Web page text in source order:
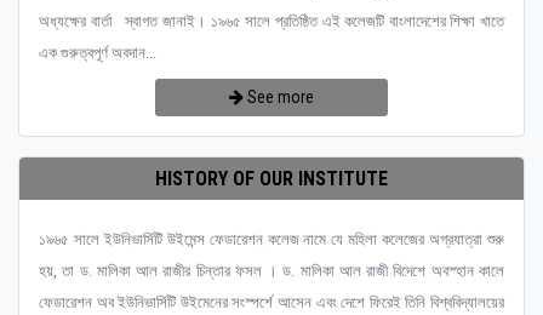
অধ্যক্ষের বার্তা স্বাগত জানাই। ১৯৬৫ সালে প্রতিষ্ঠিত এই কলেজটি বাংলাদেশের শিক্ষা খাতে
এক গুরুত্বপূর্ণ অবদান...
See more
HISTORY OF OUR INSTITUTE
১৯৬৫ সালে ইউনিভার্সিটি উইমেন্স ফেডারেশন কলেজ নামে যে মহিলা কলেজের অগ্রযাত্রা শুরু
হয়, তা ড. মালিকা আল রাজীর চিন্তার ফসল । ড. মালিকা আল রাজী বিদেশে অবস্হান কালে
ফেডারেশন অব ইউনিভার্সিটি উইমেনের সংস্পর্শে আসেন এবং দেশে ফিরেই তিনি বিশ্ববিদ্যালয়ের